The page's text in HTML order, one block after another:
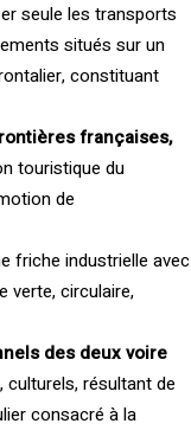
seule les transports
situés sur un
constituant
françaises,
touristique du
de
friche industrielle avec
verte, circulaire,
des deux voire
résultant de
consacré à la